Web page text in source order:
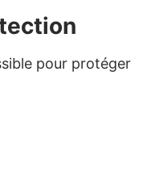
pour protéger